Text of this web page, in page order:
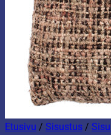
Etusivu / Sisustus /